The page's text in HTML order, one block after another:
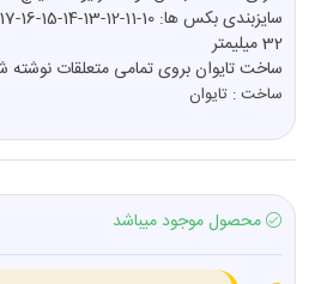
32 میلیمتر
ساخت تایوان بروی تمامی متعلقات
ساخت : تایوان
محصول موجود میباشد